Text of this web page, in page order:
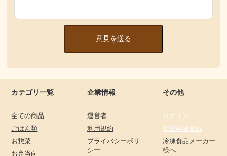
意見を送る
カテゴリ一覧
全ての商品
ごはん類
お惣菜
お弁当向
企業情報
運営者
利用規約
プライバシーポリ
シー
その他
ログイン
新規会員登録
冷凍食品メーカー
様へ